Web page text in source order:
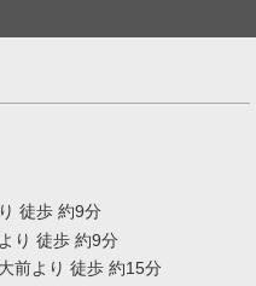
徒歩 約9分
り 徒歩 約9分
前より 徒歩 約15分